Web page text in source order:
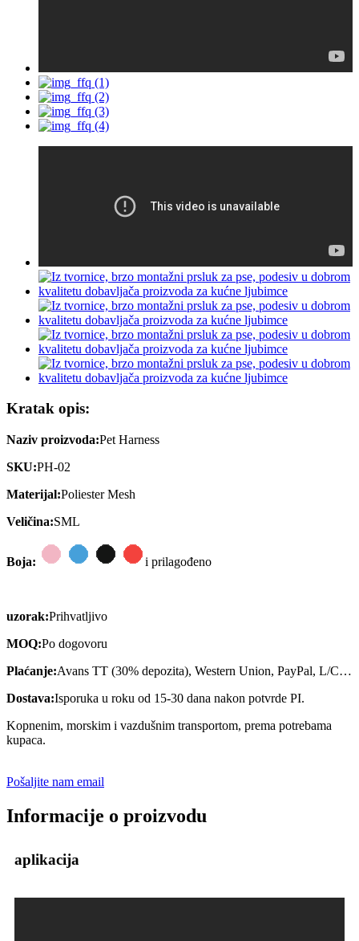
Kratak opis:
Naziv proizvoda:Pet Harness
SKU:PH-02
Materijal:Poliester Mesh
Veličina:SML
Boja: i prilagođeno
uzorak:Prihvatljivo
MOQ:Po dogovoru
Plaćanje:Avans TT (30% depozita), Western Union, PayPal, L/C…
Dostava:Isporuka u roku od 15-30 dana nakon potvrde PI.
Kopnenim, morskim i vazdušnim transportom, prema potrebama
kupaca.
Pošaljite nam email
Informacije o proizvodu
aplikacija